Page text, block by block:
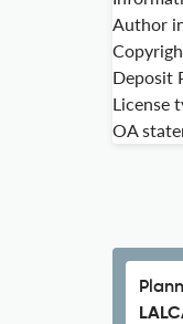
Author
Deposit
License
OA